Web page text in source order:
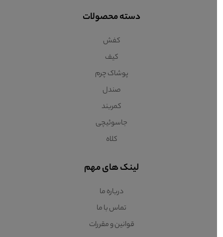
دسته محصولات
کفش
کیف
پوشاک چرم
صندل
کمربند
جاسوئیچی
کلاه
لینک های مهم
درباره ما
تماس با ما
قوانین و مقررات